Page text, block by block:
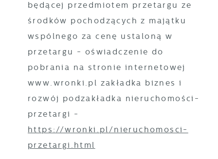
będącej przedmiotem przetargu ze
środków pochodzących z majątku
wspólnego za cenę ustaloną w
przetargu - oświadczenie do
pobrania na stronie internetowej
www.wronki.pl zakładka biznes i
rozwój podzakładka nieruchomości-
przetargi -
https://wronki.pl/nieruchomosci-
przetargi.html